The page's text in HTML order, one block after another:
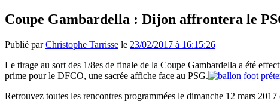
Coupe Gambardella : Dijon affrontera le
Publié parChristophe Tarrisse le 23/02/2017 à 16:15:26
Le tirage au sort des 1/8es de finale de la Coupe Gambardella a été
prime pour le DFCO, une sacrée affiche face au PSG.
Retrouvez toutes les rencontres programmées le dimanche 12 mars